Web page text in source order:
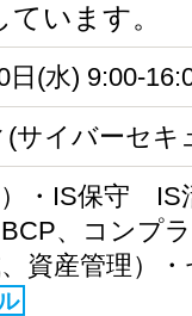
います。
日(水) 9:00-
サイバーセキ
）・IS保守
BCP、コンプ
資産管理）